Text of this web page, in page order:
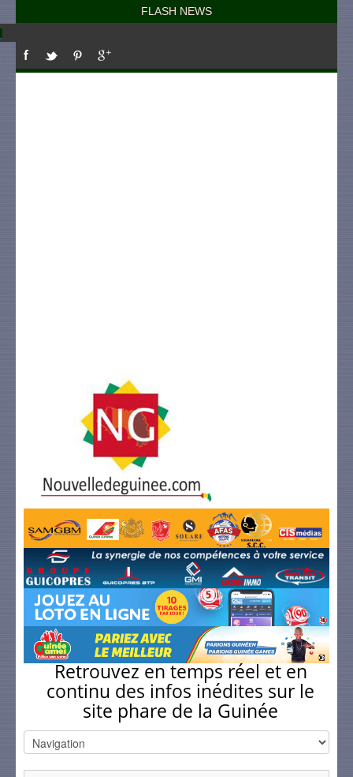
FLASH NEWS
Retrouvez en temps réel et en
continu des infos inédites sur le
site phare de la Guinée